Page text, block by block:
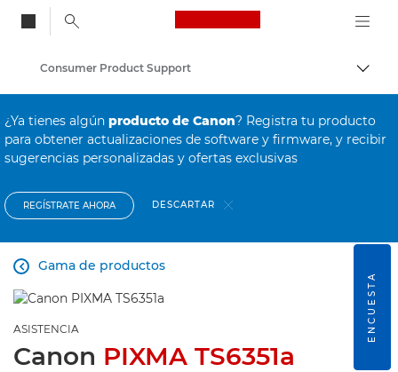
Canon Logo, back
Consumer Product Support
¿Ya tienes algún producto de Canon? Registra tu producto
para obtener actualizaciones de software y firmware, y recibir
sugerencias personalizadas y ofertas exclusivas
REGÍSTRATE AHORA DESCARTAR
Gama de productos

ASISTENCIA
Canon PIXMA TS6351a
ENCUESTA